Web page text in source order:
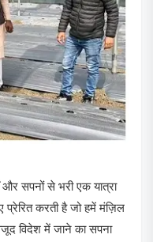
सपनों से भरी एक यात्रा
करती है जो हमें मंज़िल
विदेश में जाने का सपना